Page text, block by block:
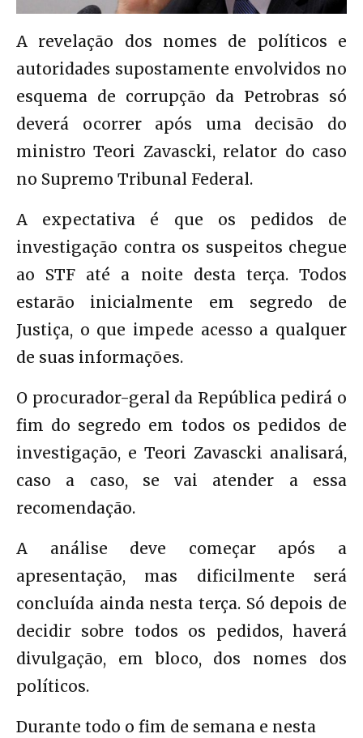
A revelação dos nomes de políticos e
autoridades supostamente envolvidos no
esquema de corrupção da Petrobras só
deverá ocorrer após uma decisão do
ministro Teori Zavascki, relator do caso
no Supremo Tribunal Federal.
A expectativa é que os pedidos de
investigação contra os suspeitos chegue
ao STF até a noite desta terça. Todos
estarão inicialmente em segredo de
Justiça, o que impede acesso a qualquer
de suas informações.
O procurador-geral da República pedirá o
fim do segredo em todos os pedidos de
investigação, e Teori Zavascki analisará,
caso a caso, se vai atender a essa
recomendação.
A análise deve começar após a
apresentação, mas dificilmente será
concluída ainda nesta terça. Só depois de
decidir sobre todos os pedidos, haverá
divulgação, em bloco, dos nomes dos
políticos.
Durante todo o fim de semana e nesta